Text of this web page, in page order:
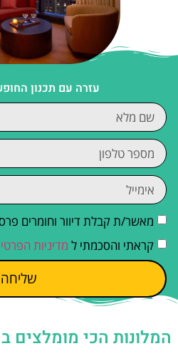
עזרה עם תכנון
מאשר/ת קבלת דיוור וחומרים
קראתי והסכמתי ל מדיניות
שליחה
המלונות הכי מומלצים